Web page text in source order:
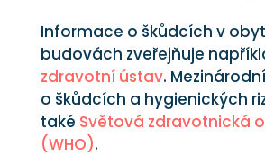
Informace o škůdcích v
budovách zveřejňuje
zdravotní ústav.
o škůdcích a hygienických
také Světová zdravotnická
(WHO).